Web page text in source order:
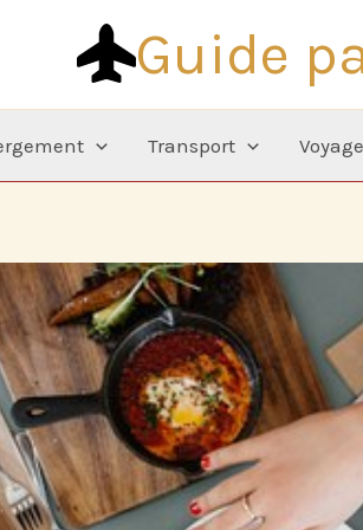
Guide
Transport